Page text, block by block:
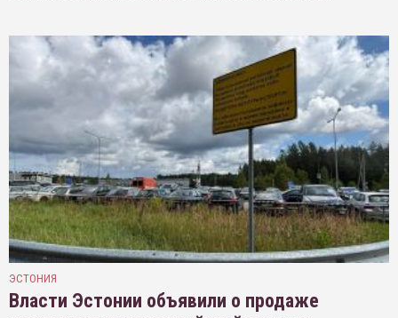
ЭСТОНИЯ
Власти Эстонии объявили о продаже